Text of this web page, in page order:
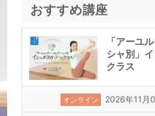
おすすめ講座
「アーユ
シャ別」
クラス
オンライン 2026年11月